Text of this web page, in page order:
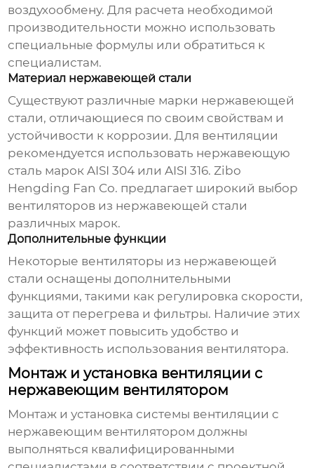
воздухообмену. Для расчета необходимой
производительности можно использовать
специальные формулы или обратиться к
специалистам.
Материал нержавеющей стали
Существуют различные марки нержавеющей
стали, отличающиеся по своим свойствам и
устойчивости к коррозии. Для вентиляции
рекомендуется использовать нержавеющую
сталь марок AISI 304 или AISI 316.Zibo
Hengding Fan Co. предлагает широкий выбор
вентиляторов из нержавеющей стали
различных марок.
Дополнительные функции
Некоторые вентиляторы из нержавеющей
стали оснащены дополнительными
функциями, такими как регулировка скорости,
защита от перегрева и фильтры. Наличие этих
функций может повысить удобство и
эффективность использования вентилятора.
Монтаж и установка вентиляции с
нержавеющим вентилятором
Монтаж и установка системы вентиляции с
нержавеющим вентилятором должны
выполняться квалифицированными